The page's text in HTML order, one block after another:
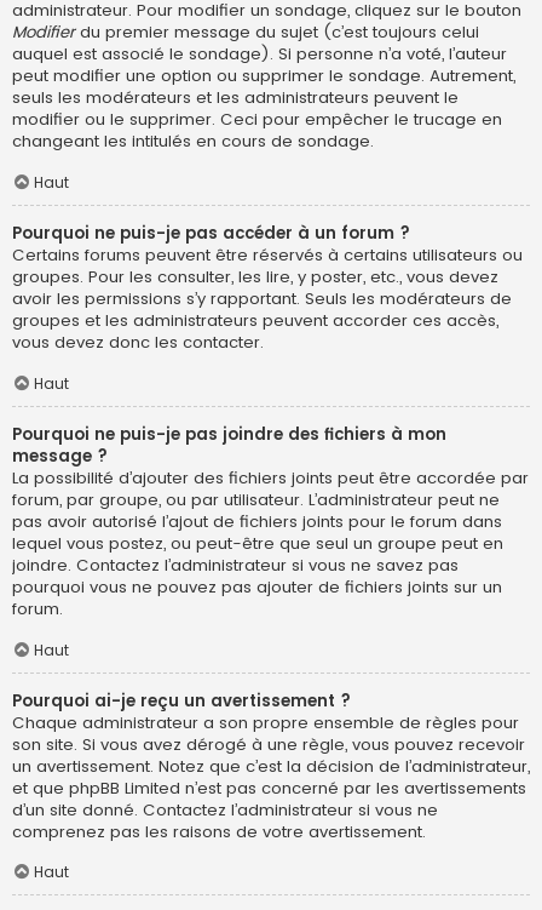
administrateur. Pour modifier un sondage, cliquez sur le bouton
Modifierdu premier message du sujet (c’est toujours celui
auquel est associé le sondage). Si personne n’a voté, l’auteur
peut modifier une option ou supprimer le sondage. Autrement,
seuls les modérateurs et les administrateurs peuvent le
modifier ou le supprimer. Ceci pour empêcher le trucage en
changeant les intitulés en cours de sondage.
Haut
Pourquoi ne puis-je pas accéder à un forum ?
Certains forums peuvent être réservés à certains utilisateurs ou
groupes. Pour les consulter, les lire, y poster, etc., vous devez
avoir les permissions s’y rapportant. Seuls les modérateurs de
groupes et les administrateurs peuvent accorder ces accès,
vous devez donc les contacter.
Haut
Pourquoi ne puis-je pas joindre des fichiers à mon
message ?
La possibilité d’ajouter des fichiers joints peut être accordée par
forum, par groupe, ou par utilisateur. L’administrateur peut ne
pas avoir autorisé l’ajout de fichiers joints pour le forum dans
lequel vous postez, ou peut-être que seul un groupe peut en
joindre. Contactez l’administrateur si vous ne savez pas
pourquoi vous ne pouvez pas ajouter de fichiers joints sur un
forum.
Haut
Pourquoi ai-je reçu un avertissement ?
Chaque administrateur a son propre ensemble de règles pour
son site. Si vous avez dérogé à une règle, vous pouvez recevoir
un avertissement. Notez que c’est la décision de l’administrateur,
et que phpBB Limited n’est pas concerné par les avertissements
d’un site donné. Contactez l’administrateur si vous ne
comprenez pas les raisons de votre avertissement.
Haut